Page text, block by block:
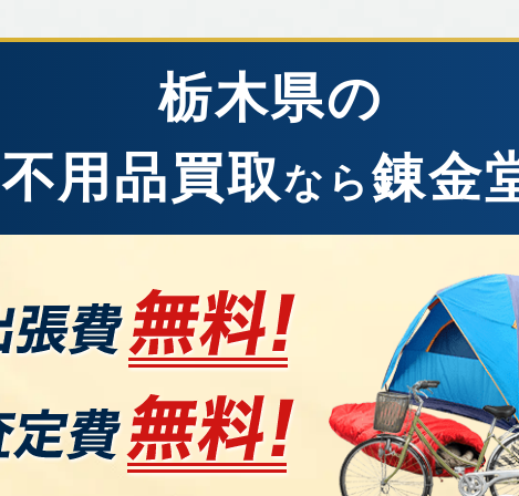
栃木県の
不用品買取なら錬金